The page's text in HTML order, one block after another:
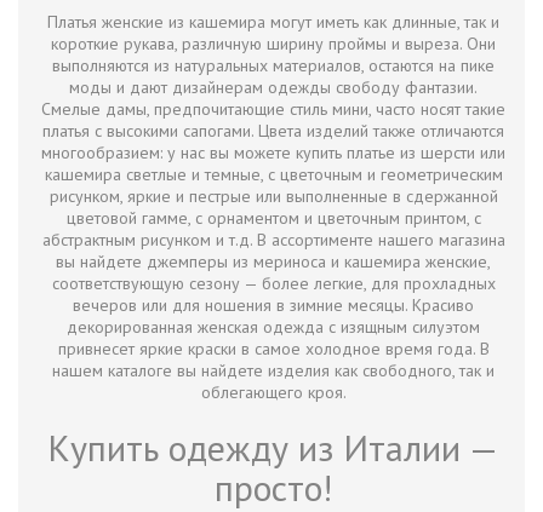
Платья женские из кашемира могут иметь как длинные, так и
короткие рукава, различную ширину проймы и выреза. Они
выполняются из натуральных материалов, остаются на пике
моды и дают дизайнерам одежды свободу фантазии.
Смелые дамы, предпочитающие стиль мини, часто носят такие
платья с высокими сапогами. Цвета изделий также отличаются
многообразием: у нас вы можете купить платье из шерсти или
кашемира светлые и темные, с цветочным и геометрическим
рисунком, яркие и пестрые или выполненные в сдержанной
цветовой гамме, с орнаментом и цветочным принтом, с
абстрактным рисунком и т.д. В ассортименте нашего магазина
вы найдете джемперы из мериноса и кашемира женские,
соответствующую сезону — более легкие, для прохладных
вечеров или для ношения в зимние месяцы. Красиво
декорированная женская одежда с изящным силуэтом
привнесет яркие краски в самое холодное время года. В
нашем каталоге вы найдете изделия как свободного, так и
облегающего кроя.
Купить одежду из Италии —
просто!